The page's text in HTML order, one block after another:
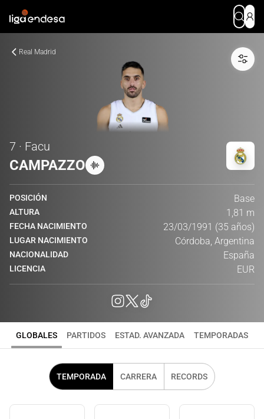
Real Madrid
7 · Facu
CAMPAZZO
POSICIÓN Base
ALTURA 1,81 m
FECHA NACIMIENTO 23/03/1991 (35 años)
LUGAR NACIMIENTO Córdoba, Argentina
NACIONALIDAD España
LICENCIA EUR
GLOBALES PARTIDOS ESTAD. AVANZADA TEMPORADAS
TEMPORADA CARRERA RECORDS